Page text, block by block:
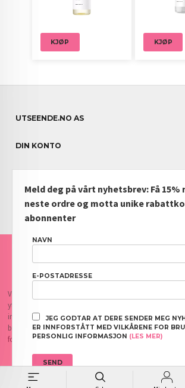
KJØP KJØP
UTSEENDE.NO AS
DIN KONTO
NYHETSBREV
PARTNERE
FRAKT KJØPSBETINGELSER SIKKERHET
Vår nettbutikk bruker cookies slik at du får en bedre
yte deg bedre service. Vi bruker cookies hovedsaklig til å
innloggingsdetaljer og huske hva du har puttet i
bruke siden som normalt om du godtar dette.Les mer
for cookies.
Meld deg på vårt nyhetsbrev: Få 15%
neste ordre og motta unike
abonnenter
NAVN
E-POSTADRESSE
JEG GODTAR AT DERE SENDER MEG
ER INNFORSTÅTT MED VILKÅRENE FOR
PERSONLIG INFORMASJON (LES MER)